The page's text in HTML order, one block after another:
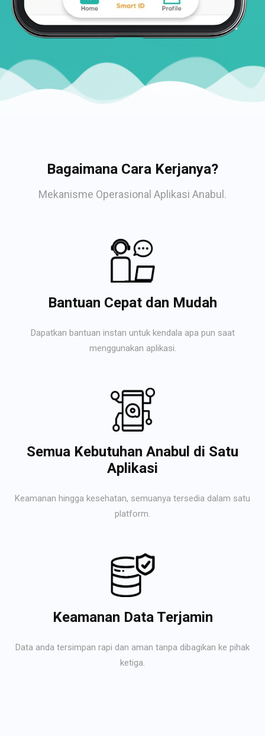
Bagaimana Cara Kerjanya?
Mekanisme Operasional Aplikasi Anabul.
Bantuan Cepat dan Mudah
Dapatkan bantuan instan untuk kendala apa pun saat
menggunakan aplikasi.
Semua Kebutuhan Anabul di Satu
Aplikasi
Keamanan hingga kesehatan, semuanya tersedia dalam satu
platform.
Keamanan Data Terjamin
Data anda tersimpan rapi dan aman tanpa dibagikan ke pihak
ketiga.